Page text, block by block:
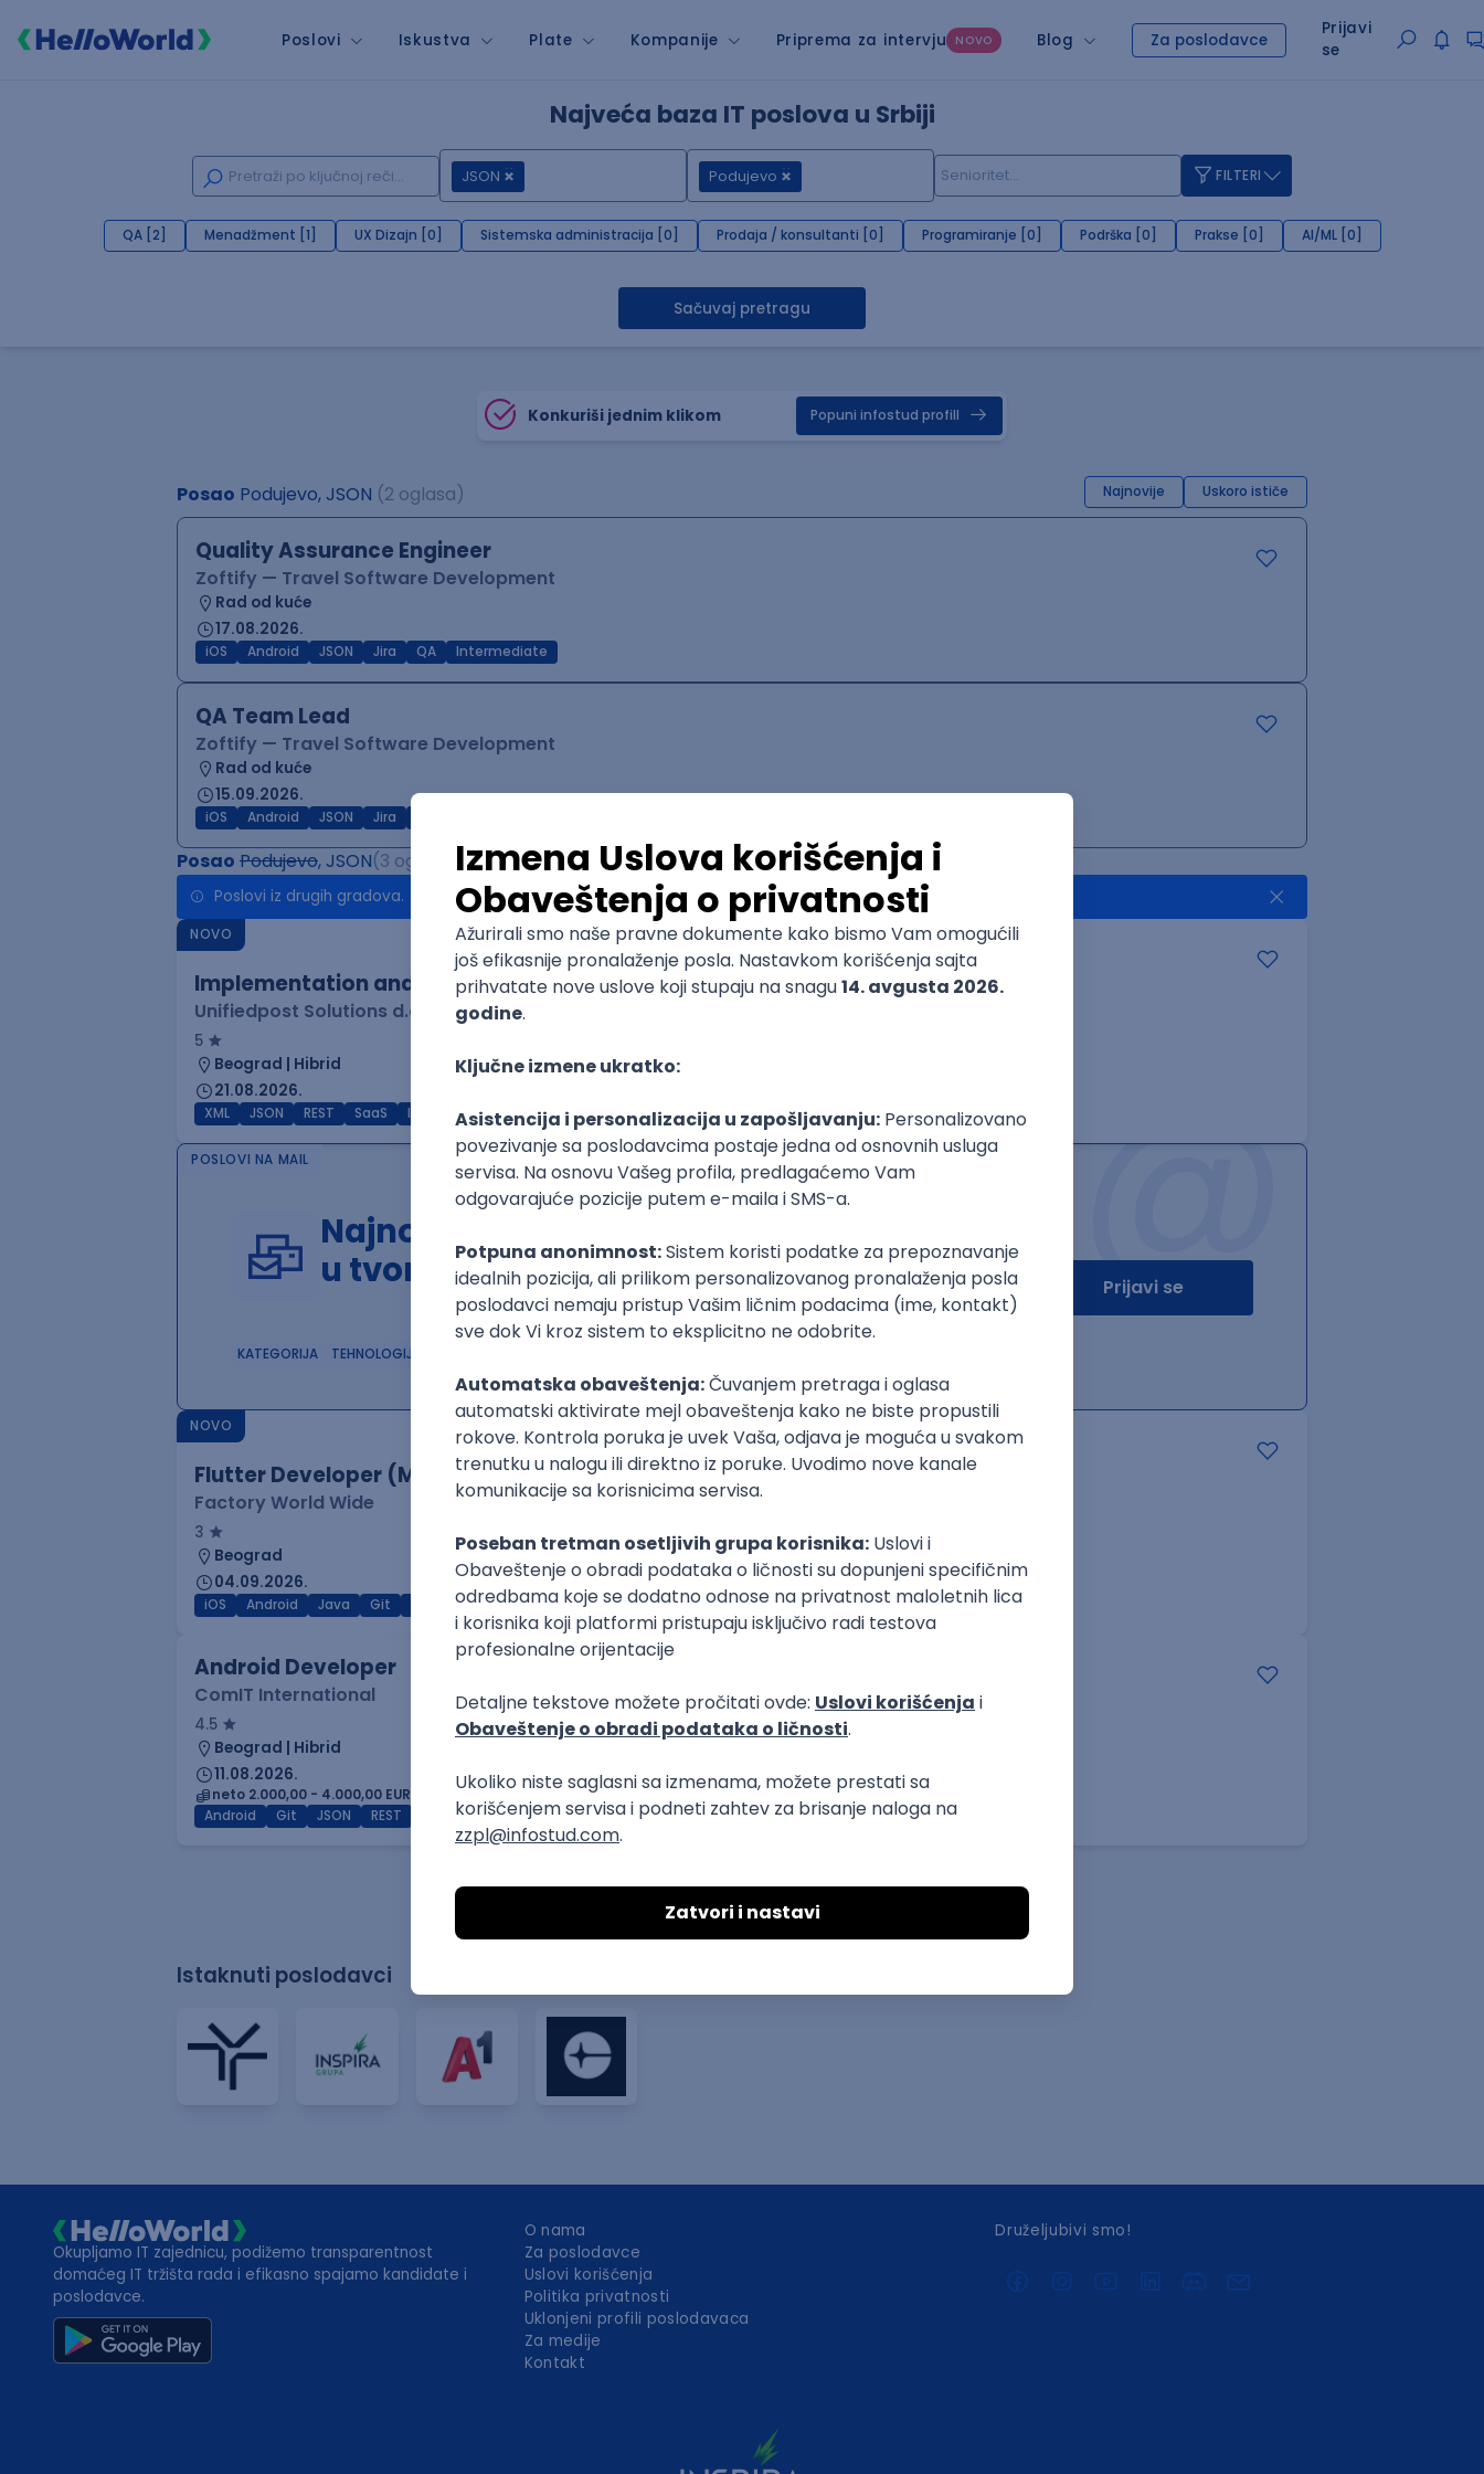
Poslovi Iskustva Plate Kompanije Priprema za intervju NOVO Blog Za poslodavce
Prijavi
se
Najveća baza IT poslova u Srbiji
JSON Podujevo FILTERI
QA [2] Menadžment [1] UX Dizajn [0] Sistemska administracija [0] Prodaja / konsultanti [0] Programiranje [0] Podrška [0] Prakse [0] AI/ML [0]
Sačuvaj pretragu
Konkuriši jednim klikom Popuni infostud profill
Posao Podujevo, JSON (2 oglasa) Najnovije Uskoro ističe
Quality Assurance Engineer
Zoftify — Travel Software Development
Rad od kuće
17.08.2026.
iOS Android JSON Jira QA Intermediate
QA Team Lead
Zoftify — Travel Software Development
Rad od kuće
15.09.2026.
iOS Android JSON Jira
Posao Podujevo, JSON(3 oglasa)
Poslovi iz drugih gradova.
NOVO
Implementation and Product Specialist
Unifiedpost Solutions d.o.o.
5
Beograd | Hibrid
21.08.2026.
XML JSON REST SaaS Intermediate @
POSLOVI NA MAIL
Najnoviji poslovi svakog dana
u tvom inboxu
Prijavi se
KATEGORIJA TEHNOLOGIJA
NOVO
Flutter Developer (Medior)
Factory World Wide
3
Beograd
04.09.2026.
iOS Android Java Git REST Dart Swift Kotlin Firebase Flutter Intermediate
Android Developer
ComIT International
4.5
Beograd | Hibrid
11.08.2026.
neto 2.000,00 - 4.000,00 EUR (mesečna plata)
Android
Git JSON REST MVVM SQLite HTTP Agile Kotlin Intermediate Senior
Istaknuti poslodavci
Okupljamo IT zajednicu, podižemo transparentnost
domaćeg IT tržišta rada i efikasno spajamo kandidate i
poslodavce.
O nama
Za poslodavce
Uslovi korišćenja
Politika privatnosti
Uklonjeni profili poslodavaca
Za medije
Kontakt
Druželjubivi smo!